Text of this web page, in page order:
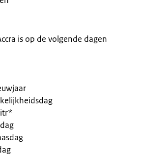
is op de volgende dagen